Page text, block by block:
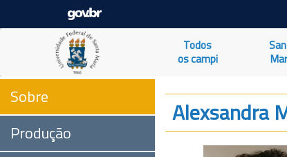
Todos
os campi
Sobre
Produção
Alexsandra